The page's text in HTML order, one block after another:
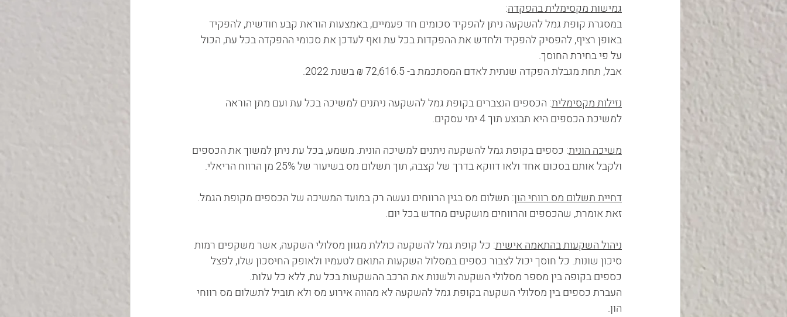
גמישות מקסימלית בהפקדה:
במסגרת קופת גמל להשקעה ניתן להפקיד סכומים חד פעמיים, באמצעות הוראת קבע חודשית, להפקיד
באופן רציף, להפסיק להפקיד ולחדש את ההפקדות בכל עת ואף לעדכן את סכומי ההפקדה בכל עת, הכול
על פי בחירת החוסך.
אבל, תחת מגבלת הפקדה שנתית לאדם המסתכמת ב- 72,616.5 ₪ בשנת 2022.
נזילות מקסימלית: הכספים הנצברים בקופת גמל להשקעה ניתנים למשיכה בכל עת ועם מתן הוראה
למשיכת הכספים היא תבוצע תוך 4 ימי עסקים.
משיכה הונית: כספים בקופת גמל להשקעה ניתנים למשיכה הונית. משמע, בכל עת ניתן למשוך את הכספים
ולקבל אותם בסכום אחד ולאו דווקא בדרך של קצבה, תוך תשלום מס בשיעור של 25% מן הרווח הריאלי.
דחיית תשלום מס רווחי הון: תשלום מס בגין הרווחים נעשה רק במועד המשיכה של הכספים מקופת הגמל.
זאת אומרת, שהכספים והרווחים מושקעים מחדש בכל יום.
ניהול השקעות בהתאמה אישית: כל קופת גמל להשקעה כוללת מגוון מסלולי השקעה, אשר משקפים רמות
סיכון שונות. כל חוסך יכול לצבור כספים במסלול השקעות התואם לטעמיו ולאופק החיסכון שלו, לפצל
כספים בקופה בין מספר מסלולי השקעה ולשנות את הרכב ההשקעות בכל עת, ללא כל עלות.
העברת כספים בין מסלולי השקעה בקופת גמל להשקעה לא מהווה אירוע מס ולא תוביל לתשלום מס רווחי
הון.